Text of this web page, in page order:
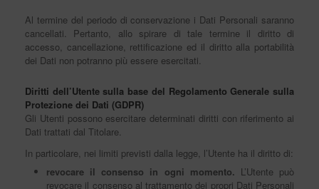
Al termine del periodo di conservazione i Dati Personali saranno
cancellati. Pertanto, allo spirare di tale termine il diritto di
accesso, cancellazione, rettificazione ed il diritto alla portabilità
dei Dati non potranno più essere esercitati.
Diritti dell’Utente sulla base del Regolamento Generale sulla
Protezione dei Dati (GDPR)
Gli Utenti possono esercitare determinati diritti con riferimento ai
Dati trattati dal Titolare.
In particolare, nei limiti previsti dalla legge, l’Utente ha il diritto di:
revocare il consenso in ogni momento. L’Utente può
revocare il consenso al trattamento dei propri Dati Personali